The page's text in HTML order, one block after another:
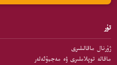
تۈر
ژۇرنال ماقالىلىرى
ماقالە توپلاملىرى ۋە مەجمۇئەلەر